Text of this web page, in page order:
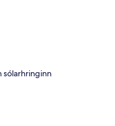
sólarhringinn